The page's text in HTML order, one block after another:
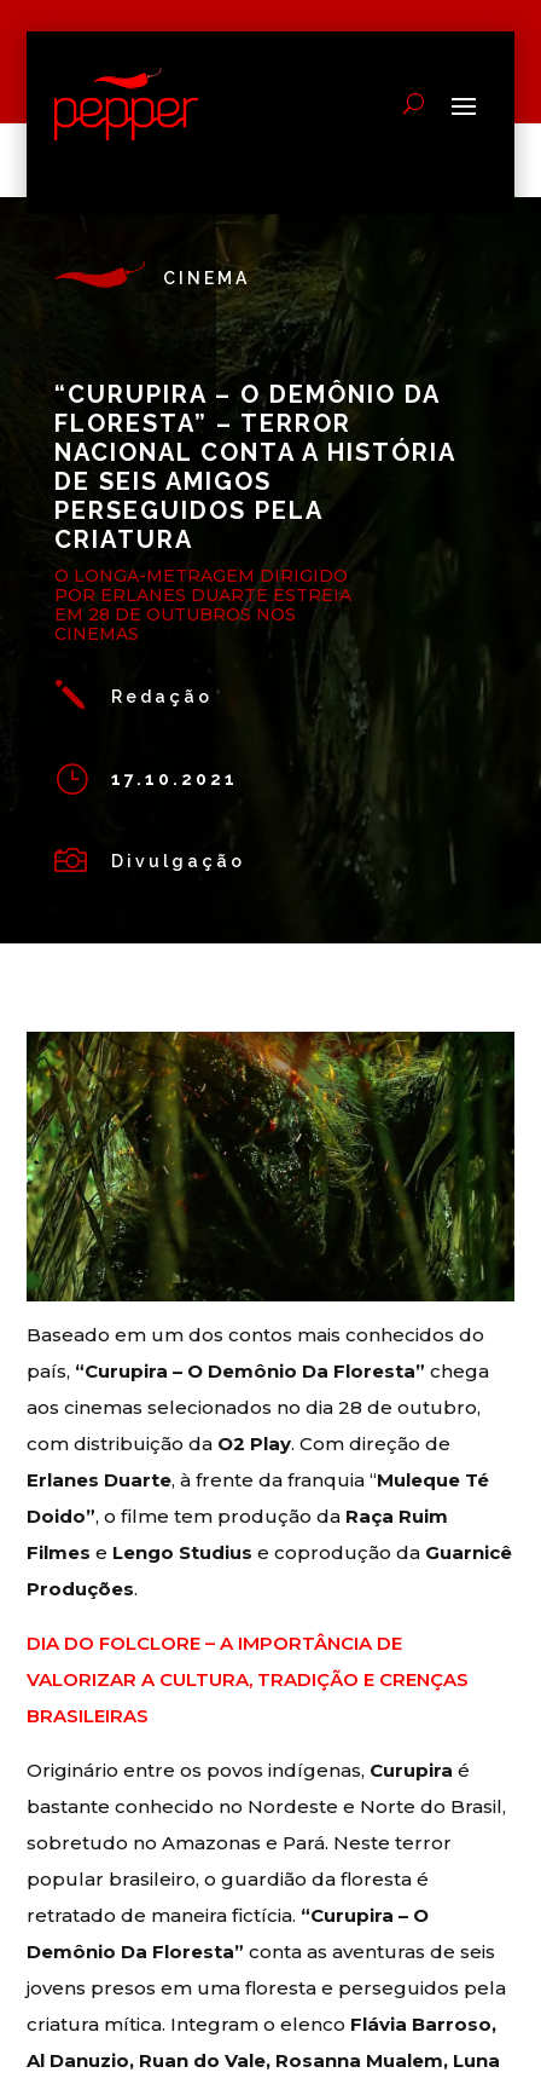
CINEMA
“CURUPIRA – O DEMÔNIO DA
FLORESTA” – TERROR
NACIONAL CONTA A HISTÓRIA
DE SEIS AMIGOS
PERSEGUIDOS PELA
CRIATURA
O LONGA-METRAGEM DIRIGIDO
POR ERLANES DUARTE ESTREIA
EM 28 DE OUTUBROS NOS
CINEMAS
j Redação
} 17.10.2021
 Divulgação
Baseado em um dos contos mais conhecidos do
país, “Curupira – O Demônio Da Floresta” chega
aos cinemas selecionados no dia 28 de outubro,
com distribuição da O2 Play. Com direção de
Erlanes Duarte, à frente da franquia “Muleque Té
Doido”, o filme tem produção da Raça Ruim
Filmes e Lengo Studius e coprodução da Guarnicê
Produções.
DIA DO FOLCLORE – A IMPORTÂNCIA DE
VALORIZAR A CULTURA, TRADIÇÃO E CRENÇAS
BRASILEIRAS
Originário entre os povos indígenas, Curupira é
bastante conhecido no Nordeste e Norte do Brasil,
sobretudo no Amazonas e Pará. Neste terror
popular brasileiro, o guardião da floresta é
retratado de maneira fictícia. “Curupira – O
Demônio Da Floresta” conta as aventuras de seis
jovens presos em uma floresta e perseguidos pela
criatura mítica. Integram o elenco Flávia Barroso,
Al Danuzio, Ruan do Vale, Rosanna Mualem, Luna